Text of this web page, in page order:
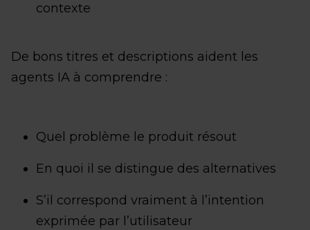
contexte
De bons titres et descriptions aident les
agents IA à comprendre :
Quel problème le produit résout
En quoi il se distingue des alternatives
S’il correspond vraiment à l’intention
exprimée par l’utilisateur